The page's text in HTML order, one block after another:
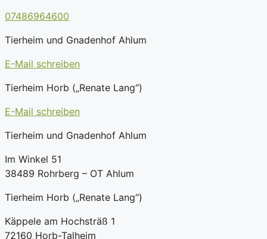
07486964600
Tierheim und Gnadenhof Ahlum
E-Mail schreiben
Tierheim Horb („Renate Lang“)
E-Mail schreiben
Tierheim und Gnadenhof Ahlum
Im Winkel 51
38489 Rohrberg – OT Ahlum
Tierheim Horb („Renate Lang“)
Käppele am Hochsträß 1
72160 Horb-Talheim